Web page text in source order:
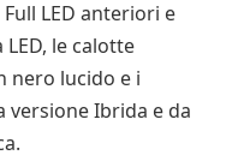
LED anteriori e
le calotte
nero lucido e i
versione Ibrida e da